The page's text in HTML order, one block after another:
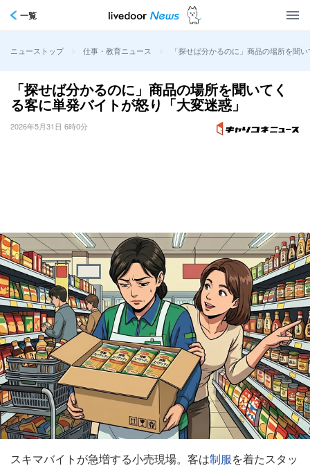
一覧
ニューストップ > 仕事・教育ニュース > 「探せば分かるのに」商品の場所を聞
「探せば分かるのに」商品の場所を聞いてく
る客に単発バイトが怒り「大変迷惑」
2026年5月31日 6時0分
スキマバイトが急増する小売現場。客は制服を着たスタッ